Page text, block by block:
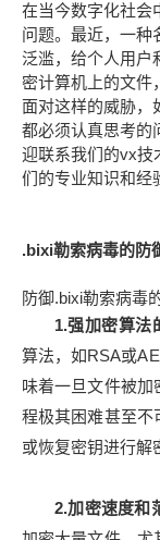
在当今数字化社会
问题。最近，一种
泛滥，给个人用户
密计算机上的文件
面对这样的威胁，
都必须认真思考的
迎联系我们的vx技
们的专业知识和经
.bixi勒索病毒的防
防御.bixi勒索病毒
1.强加密算法
算法，如RSA或
味着一旦文件被加
程极其困难甚至不
或恢复密钥进行解
2.加密速度和